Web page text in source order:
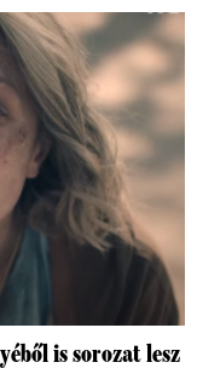
is sorozat lesz